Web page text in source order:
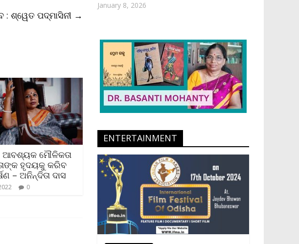
: ଶ୍ୱେତ ପଦ୍ମାସିନୀ →
ଆବଶ୍ୟକ ମୌଳିକତା
ହୃଦୟକୁ କରିବ
– ଅନିନ୍ଦିତା ଦାସ
0
January 8, 2026
ENTERTAINMENT